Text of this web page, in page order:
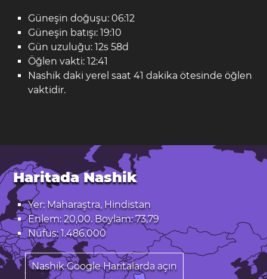
Güneşin doğuşu: 06:12
Güneşin batışı: 19:10
Gün uzuluğu: 12s 58d
Öğlen vakti: 12:41
Nashik daki yerel saat 41 dakika ötesinde öğlen
vaktidir.
Haritada Nashik
Yer: Maharaştra, Hindistan
Enlem: 20,00. Boylam: 73,79
Nüfus: 1.486.000
Nashik Google Haritalarda açın